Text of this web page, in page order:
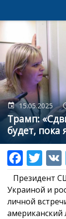
Перейти
основному
содержанию
15.05.2025
Трамп:
будет, пока
Президент
Украиной и
личной
американский